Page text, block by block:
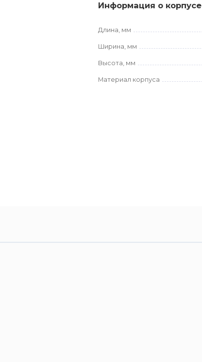
Информация о корпусе
Длина, мм
Ширина, мм
Высота, мм
Материал корпуса